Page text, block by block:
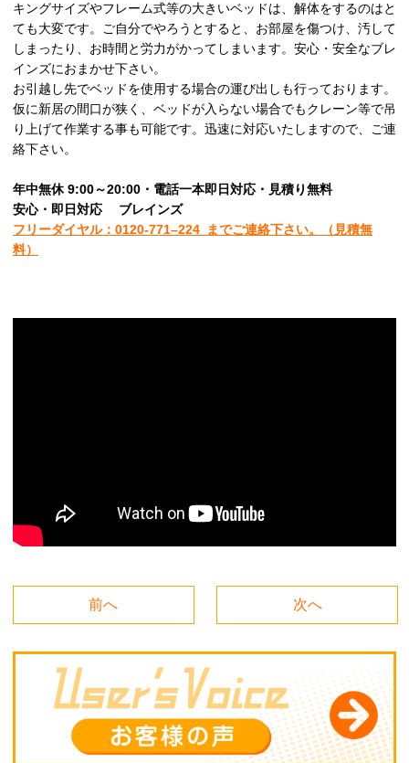
キングサイズやフレーム式等の大きいベッドは、解体をするのはと
ても大変です。ご自分でやろうとすると、お部屋を傷つけ、汚して
しまったり、お時間と労力がかってしまいます。安心・安全なブレ
インズにおまかせ下さい。
お引越し先でベッドを使用する場合の運び出しも行っております。
仮に新居の間口が狭く、ベッドが入らない場合でもクレーン等で吊
り上げて作業する事も可能です。迅速に対応いたしますので、ご連
絡下さい。
年中無休 9:00～20:00・電話一本即日対応・見積り無料
安心・即日対応
ブレインズ
フリーダイヤル：0120-771–224 までご連絡下さい。
（見積無
料）
前へ 次へ